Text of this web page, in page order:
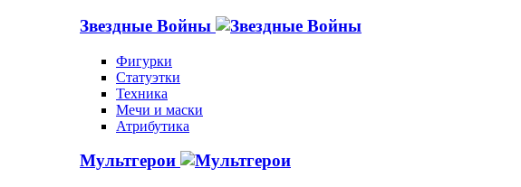
Звездные Войны
Фигурки
Статуэтки
Техника
Мечи и маски
Атрибутика
Мультгерои